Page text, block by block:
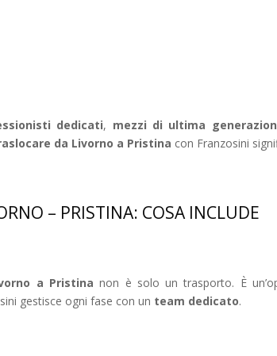
dedicati, mezzi di ultima
da Livorno a Pristina con Franzosini
– PRISTINA: COSA INCLUDE
a Pristina non è solo un trasporto. È
gestisce ogni fase con un team dedicato.